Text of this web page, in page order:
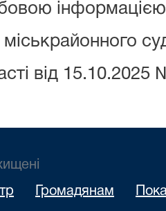
інформацією
від 15.10.2025
Громадянам